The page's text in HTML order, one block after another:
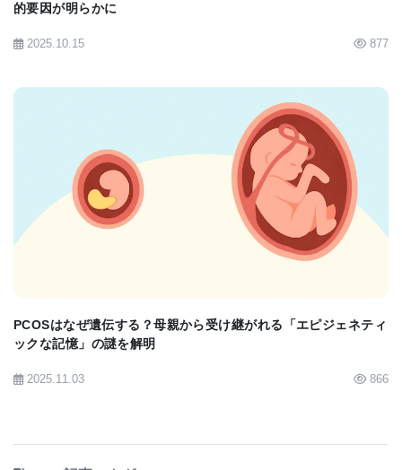
的要因が明らかに
2025.10.15 877
BIOMARKET JP
PCOSはなぜ遺伝する？母親から受け継がれる「エピジェネティ
ックな記憶」の謎を解明
2025.11.03 866